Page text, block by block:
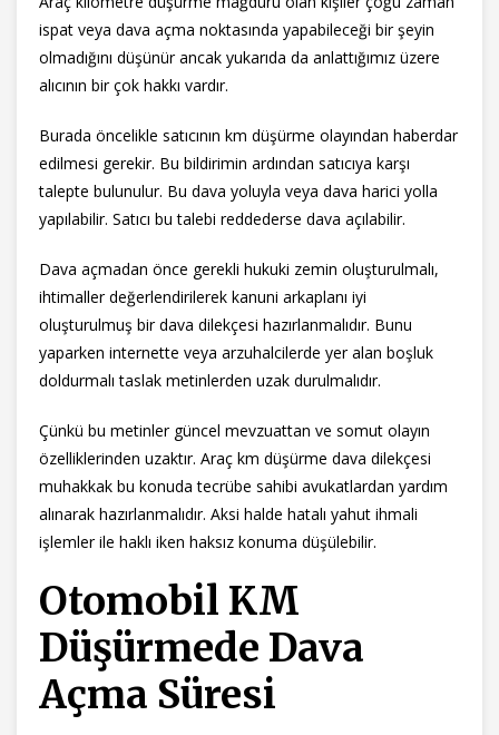
ispat veya dava açma noktasında yapabileceği bir şeyin
olmadığını düşünür ancak yukarıda da anlattığımız üzere
alıcının bir çok hakkı vardır.
Burada öncelikle satıcının km düşürme olayından haberdar
edilmesi gerekir. Bu bildirimin ardından satıcıya karşı
talepte bulunulur. Bu dava yoluyla veya dava harici yolla
yapılabilir. Satıcı bu talebi reddederse dava açılabilir.
Dava açmadan önce gerekli hukuki zemin oluşturulmalı,
ihtimaller değerlendirilerek kanuni arkaplanı iyi
oluşturulmuş bir dava dilekçesi hazırlanmalıdır. Bunu
yaparken internette veya arzuhalcilerde yer alan boşluk
doldurmalı taslak metinlerden uzak durulmalıdır.
Çünkü bu metinler güncel mevzuattan ve somut olayın
özelliklerinden uzaktır. Araç km düşürme dava dilekçesi
muhakkak bu konuda tecrübe sahibi avukatlardan yardım
alınarak hazırlanmalıdır. Aksi halde hatalı yahut ihmali
işlemler ile haklı iken haksız konuma düşülebilir.
Otomobil KM
Düşürmede Dava
Açma Süresi